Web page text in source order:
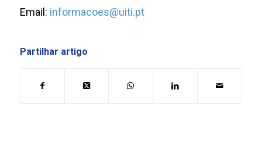
Email: informacoes@uiti.pt
Partilhar artigo